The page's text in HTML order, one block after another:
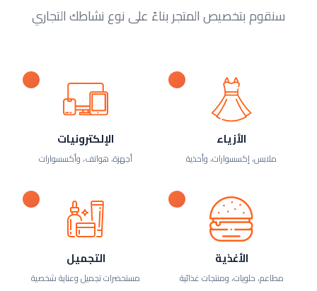
سنقوم بتخصيص المتجر بناءً على نوع نشاطك التجاري
الأزياء
ملابس، إكسسوارات، وأحذية
الإلكترونيات
أجهزة، هواتف، وأكسسوارات
الأغذية
مطاعم، حلويات، ومنتجات غذائية
التجميل
مستحضرات تجميل وعناية شخصية